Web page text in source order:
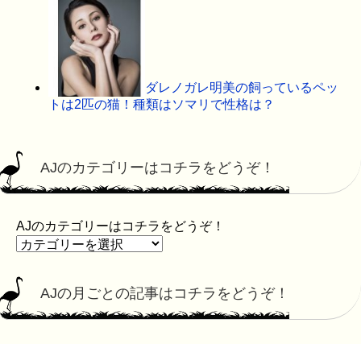
ダレノガレ明美の飼っているペッ
トは2匹の猫！種類はソマリで性格は？
AJのカテゴリーはコチラをどうぞ！
AJのカテゴリーはコチラをどうぞ！
AJの月ごとの記事はコチラをどうぞ！